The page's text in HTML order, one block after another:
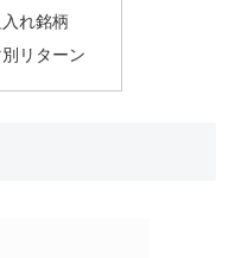
れ銘柄
リターン